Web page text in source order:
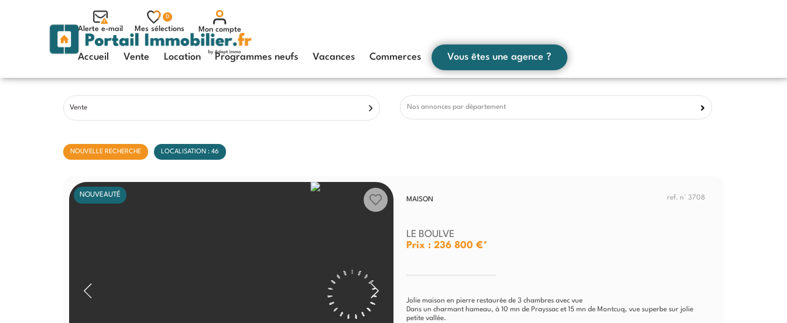
Alerte e-mail
0
Mes sélections Mon compte
Accueil Vente Location Programmes neufs Vacances Commerces Vous êtes une agence ?
Vente Nos annonces par département
NOUVELLE RECHERCHE LOCALISATION : 46
NOUVEAUTÉ
MAISON ref. n° 3708
LE BOULVE
Prix : 236 800 €*
Jolie maison en pierre restaurée de 3 chambres avec vue
Dans un charmant hameau, à 10 mn de Prayssac et 15 mn de Montcuq, vue superbe sur jolie
petite vallée.